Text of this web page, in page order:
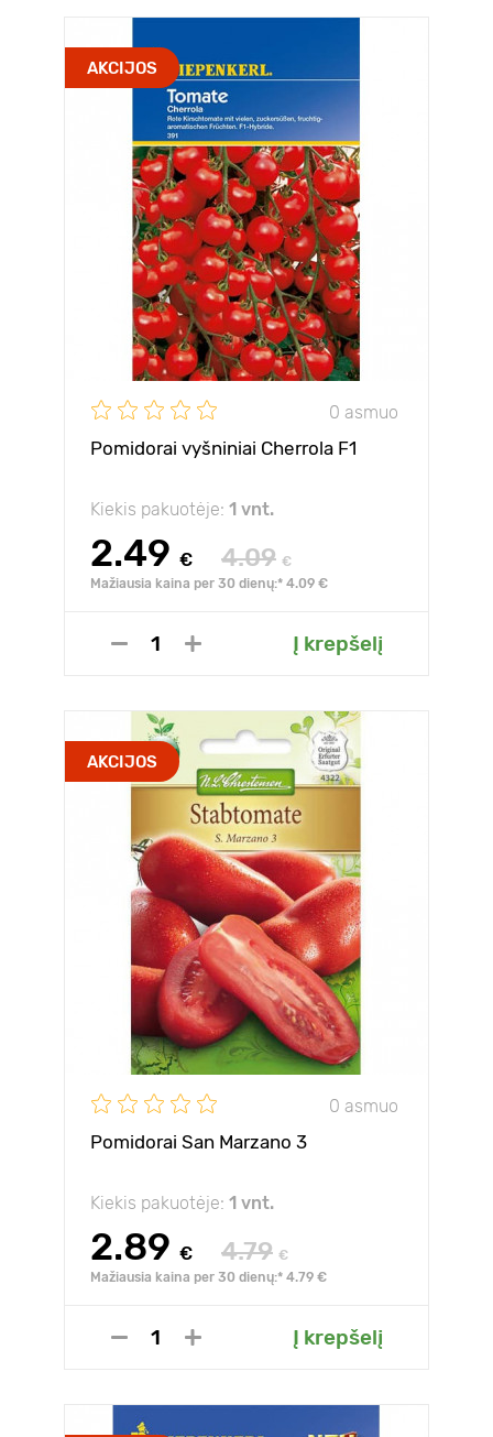
AKCIJOS
0 asmuo
Pomidorai vyšniniai Cherrola F1
Kiekis pakuotėje: 1 vnt.
2.49 € 4.09 €
Mažiausia kaina per 30 dienų:* 4.09 €
Į krepšelį
AKCIJOS
0 asmuo
Pomidorai San Marzano 3
Kiekis pakuotėje: 1 vnt.
2.89 € 4.79 €
Mažiausia kaina per 30 dienų:* 4.79 €
Į krepšelį